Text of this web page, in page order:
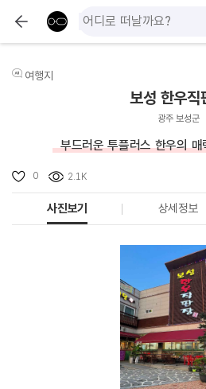
여행지
보성 한우직
광주 보성군
부드러운 투플러스 한우의
0 2.1K
사진보기 상세정보